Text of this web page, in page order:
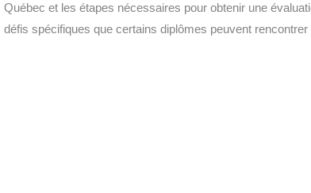
Québec et les étapes nécessaires pour obtenir une
défis spécifiques que certains diplômes peuvent